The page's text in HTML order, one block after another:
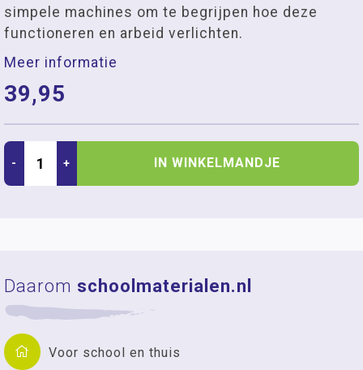
simpele machines om te begrijpen hoe deze
functioneren en arbeid verlichten.
Meer informatie
39,95
- + IN WINKELMANDJE
Daarom schoolmaterialen.nl
Voor school en thuis